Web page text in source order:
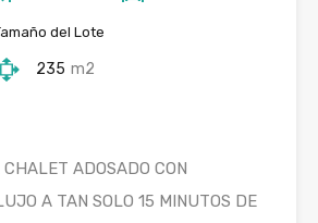
del Lote
235 m2
ADOSADO CON
A TAN SOLO 15 MINUTOS DE